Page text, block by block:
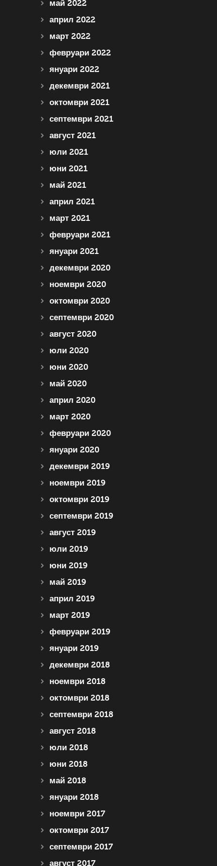
май 2022
април 2022
март 2022
февруари 2022
януари 2022
декември 2021
октомври 2021
септември 2021
август 2021
юли 2021
юни 2021
май 2021
април 2021
март 2021
февруари 2021
януари 2021
декември 2020
ноември 2020
октомври 2020
септември 2020
август 2020
юли 2020
юни 2020
май 2020
април 2020
март 2020
февруари 2020
януари 2020
декември 2019
ноември 2019
октомври 2019
септември 2019
август 2019
юли 2019
юни 2019
май 2019
април 2019
март 2019
февруари 2019
януари 2019
декември 2018
ноември 2018
октомври 2018
септември 2018
август 2018
юли 2018
юни 2018
май 2018
януари 2018
ноември 2017
октомври 2017
септември 2017
август 2017